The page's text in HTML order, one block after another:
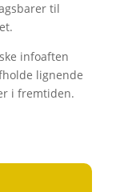
til
infoaften
lignende
i fremtiden.